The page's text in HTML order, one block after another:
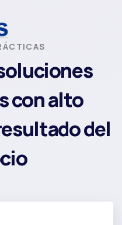
con alto
del